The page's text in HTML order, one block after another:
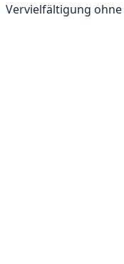
Vervielfältigung